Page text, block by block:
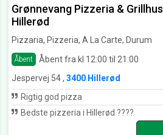
Grønnevang Pizzeria & Grillhus
Hillerød
Pizzaria, Pizzeria, A La Carte, Durum
Åbent Åbent fra kl 12:00 til 21:00
Jespervej 54 , 3400 Hillerød
Rigtig god pizza
Bedste pizzeria i Hillerød ????